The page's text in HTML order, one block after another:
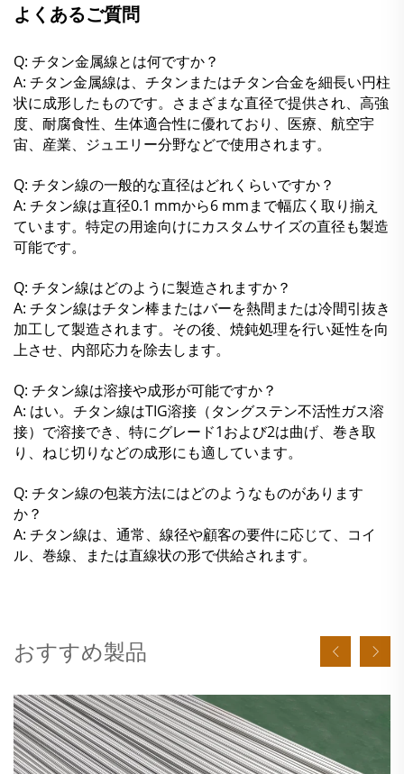
よくあるご質問
Q: チタン金属線とは何ですか？
A: チタン金属線は、チタンまたはチタン合金を細長い円柱
状に成形したものです。さまざまな直径で提供され、高強
度、耐腐食性、生体適合性に優れており、医療、航空宇
宙、産業、ジュエリー分野などで使用されます。
Q: チタン線の一般的な直径はどれくらいですか？
A: チタン線は直径0.1 mmから6 mmまで幅広く取り揃え
ています。特定の用途向けにカスタムサイズの直径も製造
可能です。
Q: チタン線はどのように製造されますか？
A: チタン線はチタン棒またはバーを熱間または冷間引抜き
加工して製造されます。その後、焼鈍処理を行い延性を向
上させ、内部応力を除去します。
Q: チタン線は溶接や成形が可能ですか？
A: はい。チタン線はTIG溶接（タングステン不活性ガス溶
接）で溶接でき、特にグレード1および2は曲げ、巻き取
り、ねじ切りなどの成形にも適しています。
Q: チタン線の包装方法にはどのようなものがあります
か？
A: チタン線は、通常、線径や顧客の要件に応じて、コイ
ル、巻線、または直線状の形で供給されます。
おすすめ製品